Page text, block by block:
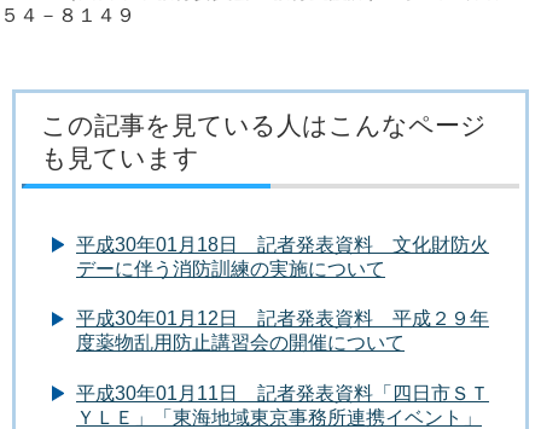
５４－８１４９
この記事を見ている人はこんなページ
も見ています
平成30年01月18日 記者発表資料 文化財防火
デーに伴う消防訓練の実施について
平成30年01月12日 記者発表資料 平成２９年
度薬物乱用防止講習会の開催について
平成30年01月11日 記者発表資料「四日市ＳＴ
ＹＬＥ」「東海地域東京事務所連携イベント」